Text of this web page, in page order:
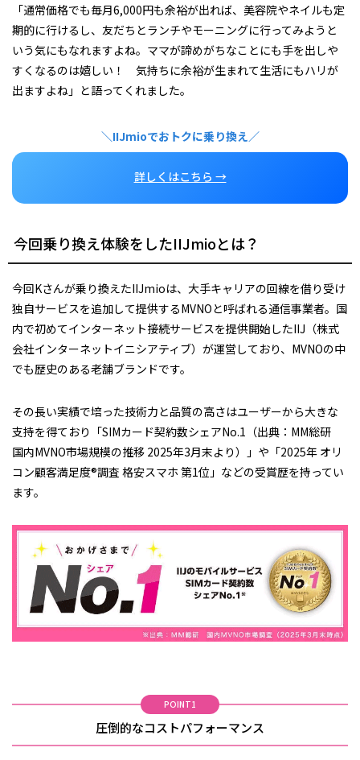
「通常価格でも毎月6,000円も余裕が出れば、美容院やネイルも定
期的に行けるし、友だちとランチやモーニングに行ってみようと
いう気にもなれますよね。ママが諦めがちなことにも手を出しや
すくなるのは嬉しい！ 気持ちに余裕が生まれて生活にもハリが
出ますよね」と語ってくれました。
＼IIJmioでおトクに乗り換え／
詳しくはこちら →
今回乗り換え体験をしたIIJmioとは？
今回Kさんが乗り換えたIIJmioは、大手キャリアの回線を借り受け
独自サービスを追加して提供するMVNOと呼ばれる通信事業者。国
内で初めてインターネット接続サービスを提供開始したIIJ（株式
会社インターネットイニシアティブ）が運営しており、MVNOの中
でも歴史のある老舗ブランドです。
その長い実績で培った技術力と品質の高さはユーザーから大きな
支持を得ており「SIMカード契約数シェアNo.1（出典：MM総研
国内MVNO市場規模の推移 2025年3月末より）」や「2025年 オリ
コン顧客満足度®調査 格安スマホ 第1位」などの受賞歴を持ってい
ます。
POINT1
圧倒的なコストパフォーマンス